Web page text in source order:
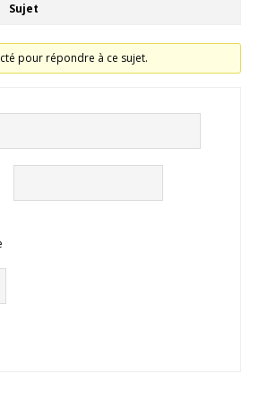
Sujet
pour répondre à ce sujet.